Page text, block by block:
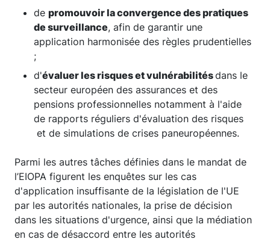
de promouvoir la convergence des pratiques
de surveillance, afin de garantir une
application harmonisée des règles prudentielles
;
d'évaluer les risques et vulnérabilitésdans le
secteur européen des assurances et des
pensions professionnelles notamment à l'aide
de rapports réguliers d'évaluation des risques
et de simulations de crises paneuropéennes.
Parmi les autres tâches définies dans le mandat de
l’EIOPA figurent les enquêtes sur les cas
d'application insuffisante de la législation de l'UE
par les autorités nationales, la prise de décision
dans les situations d'urgence, ainsi que la médiation
en cas de désaccord entre les autorités